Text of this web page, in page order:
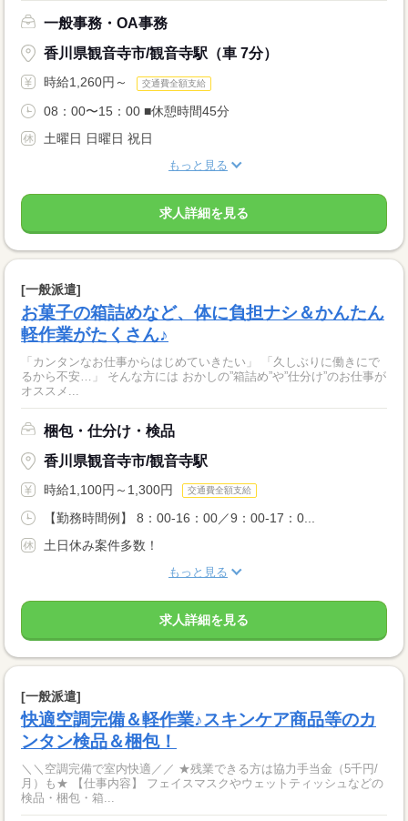
一般事務・OA事務
香川県観音寺市/観音寺駅（車 7分）
時給1,260円～ 交通費全額支給
08：00〜15：00 ■休憩時間45分
土曜日 日曜日 祝日
もっと見る
求人詳細を見る
[一般派遣]
お菓子の箱詰めなど、体に負担ナシ＆かんたん
軽作業がたくさん♪
「カンタンなお仕事からはじめていきたい」 「久しぶりに働きにで
るから不安…」 そんな方には おかしの”箱詰め”や”仕分け”のお仕事が
オススメ...
梱包・仕分け・検品
香川県観音寺市/観音寺駅
時給1,100円～1,300円 交通費全額支給
【勤務時間例】 8：00-16：00／9：00-17：0...
土日休み案件多数！
もっと見る
求人詳細を見る
[一般派遣]
快適空調完備＆軽作業♪スキンケア商品等のカ
ンタン検品＆梱包！
＼＼空調完備で室内快適／／ ★残業できる方は協力手当金（5千円/
月）も★ 【仕事内容】 フェイスマスクやウェットティッシュなどの
検品・梱包・箱...